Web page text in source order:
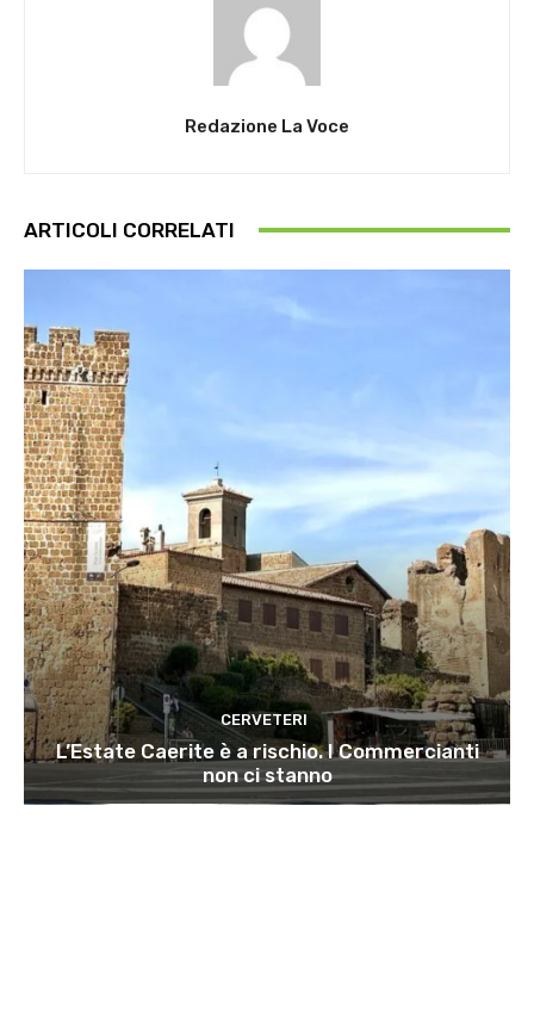
Redazione La Voce
ARTICOLI CORRELATI
CERVETERI
L’Estate Caerite è a rischio. I Commercianti
non ci stanno